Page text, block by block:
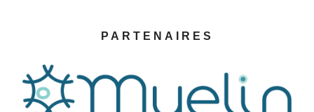
PARTENAIRES